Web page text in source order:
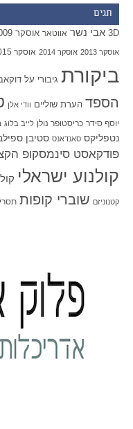
תגים
3D אבי נשר אווטאר אוסקר 2009
אוסקר 2013 אוסקר 2014 אוסקר 2015
ביקורת גיבורי על
הספד הערת שוליים וודי אלן
יוסף סידר כריסטופר נולן לייב בלוג
נטפליקס סאנדאנס סטיבן
פודקאסט סינמסקופ
קולנוע ישראלי
קטנוניזם שוברי קופות